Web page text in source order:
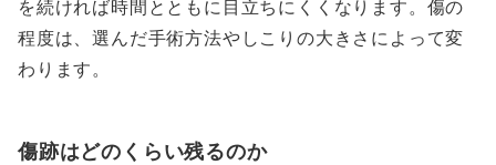
を続ければ時間とともに目立ちにくくなります。傷の
程度は、選んだ手術方法やしこりの大きさによって変
わります。
傷跡はどのくらい残るのか